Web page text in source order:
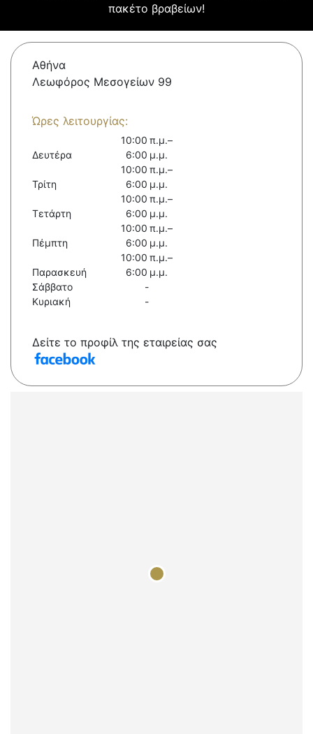
πακέτο βραβείων!
Αθήνα
Λεωφόρος Μεσογείων 99
Ώρες λειτουργίας:
Δευτέρα
10:00 π.μ.–
6:00 μ.μ.
Τρίτη
10:00 π.μ.–
6:00 μ.μ.
Τετάρτη
10:00 π.μ.–
6:00 μ.μ.
Πέμπτη
10:00 π.μ.–
6:00 μ.μ.
Παρασκευή
10:00 π.μ.–
6:00 μ.μ.
Σάββατο
-
Κυριακή
-
Δείτε το προφίλ της εταιρείας σας